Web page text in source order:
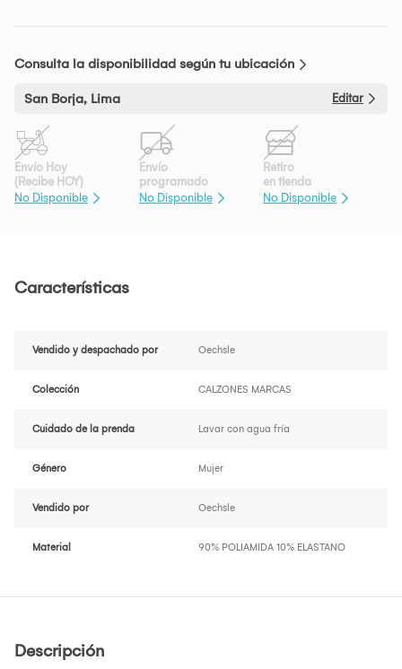
Consulta la disponibilidad según tu ubicación
San Borja, Lima Editar
Envío Hoy
(Recibe HOY)
No Disponible
Envío
programado
No Disponible
Retiro
en tienda
No Disponible
Características
Vendido y despachado por Oechsle
Colección CALZONES MARCAS
Cuidado de la prenda Lavar con agua fría
Género Mujer
Vendido por Oechsle
Material 90% POLIAMIDA 10% ELASTANO
Descripción